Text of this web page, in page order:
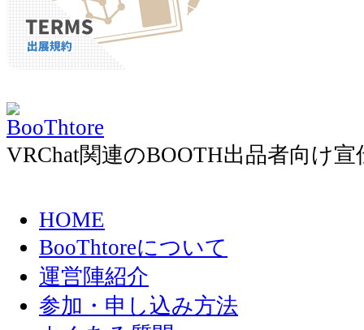
VRChat関連のBOOTH出品者向け
HOME
BooThtoreについて
運営陣紹介
参加・申し込み方法